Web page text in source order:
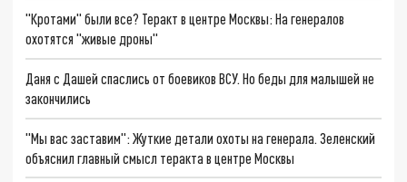
"Кротами" были все? Теракт в центре Москвы: На генералов
охотятся "живые дроны"
Даня с Дашей спаслись от боевиков ВСУ. Но беды для малышей не
закончились
"Мы вас заставим": Жуткие детали охоты на генерала. Зеленский
объяснил главный смысл теракта в центре Москвы